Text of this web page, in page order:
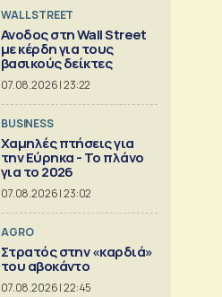
WALL STREET
Ανοδος στη Wall Street
με κέρδη για τους
βασικούς δείκτες
07.08.2026 | 23:22
BUSINESS
Χαμηλές πτήσεις για
την Εύρηκα - Το πλάνο
για το 2026
07.08.2026 | 23:02
AGRO
Στρατός στην «καρδιά»
του αβοκάντο
07.08.2026 | 22:45